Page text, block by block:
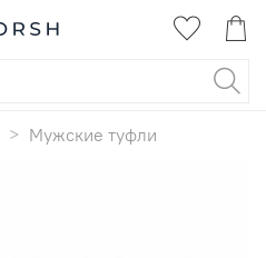
Мужские туфли